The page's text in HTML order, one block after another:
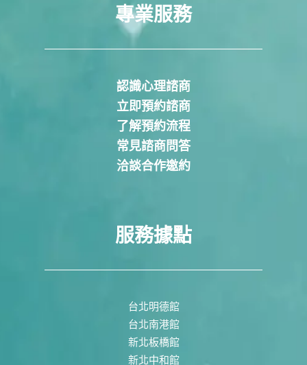
專業服務
認識心理諮商
立即預約諮商
了解預約流程
常見諮商問答
洽談合作邀約
服務據點
台北明德館
台北南港館
新北板橋館
新北中和館